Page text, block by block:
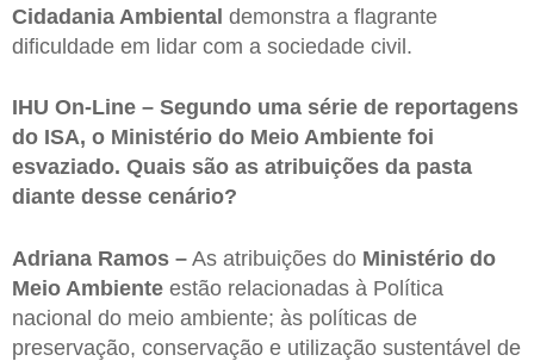
Cidadania Ambiental demonstra a flagrante
dificuldade em lidar com a sociedade civil.
IHU On-Line – Segundo uma série de reportagens
do ISA, o Ministério do Meio Ambiente foi
esvaziado. Quais são as atribuições da pasta
diante desse cenário?
Adriana Ramos – As atribuições do Ministério do
Meio Ambiente estão relacionadas à Política
nacional do meio ambiente; às políticas de
preservação, conservação e utilização sustentável de